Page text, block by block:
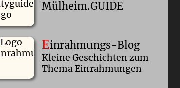
Mülheim.GUIDE
Einrahmungs-Blog
Kleine Geschichten zum
Thema Einrahmungen